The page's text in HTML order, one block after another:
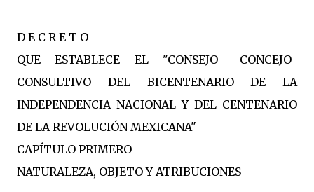
D E C R E T O
QUE ESTABLECE EL "CONSEJO –CONCEJO-
CONSULTIVO DEL BICENTENARIO DE LA
INDEPENDENCIA NACIONAL Y DEL CENTENARIO
DE LA REVOLUCIÓN MEXICANA"
CAPÍTULO PRIMERO
NATURALEZA, OBJETO Y ATRIBUCIONES